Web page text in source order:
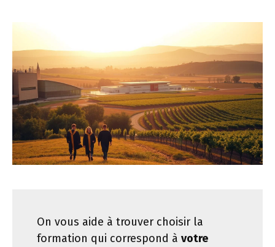
On vous aide à trouver choisir la
formation qui correspond à votre